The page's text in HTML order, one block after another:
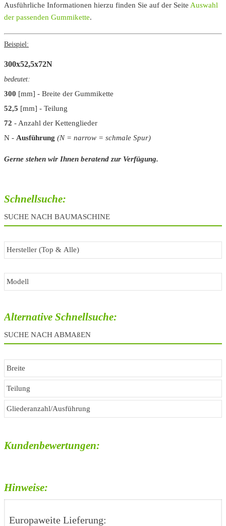
Ausführliche Informationen hierzu finden Sie auf der Seite Auswahl
der passenden Gummikette.
Beispiel:
300x52,5x72N
bedeutet:
300 [mm] - Breite der Gummikette
52,5 [mm] - Teilung
72 - Anzahl der Kettenglieder
N - Ausführung (N = narrow = schmale Spur)
Gerne stehen wir Ihnen beratend zur Verfügung.
Schnellsuche:
SUCHE NACH BAUMASCHINE
Alternative Schnellsuche:
SUCHE NACH ABMAßEN
Kundenbewertungen:
Hinweise:
Europaweite Lieferung: